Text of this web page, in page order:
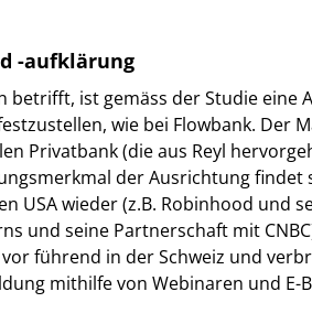
-aufklärung
betrifft, ist gemäss der Studie eine
wie bei Flowbank. Der
Privatbank (die aus Reyl
der Ausrichtung findet
USA wieder (z.B. Robinhood und
und seine Partnerschaft mit
führend in der Schweiz und
mithilfe von Webinaren und E-